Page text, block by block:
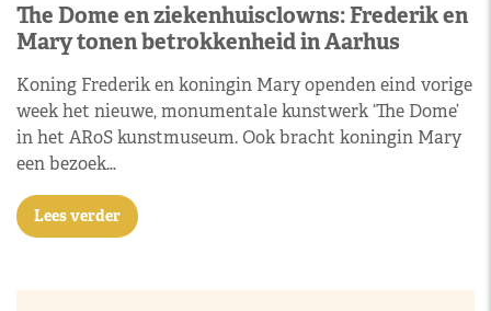
The Dome en ziekenhuisclowns: Frederik en
Mary tonen betrokkenheid in Aarhus
Koning Frederik en koningin Mary openden eind vorige
week het nieuwe, monumentale kunstwerk ‘The Dome’
in het ARoS kunstmuseum. Ook bracht koningin Mary
een bezoek…
Lees verder